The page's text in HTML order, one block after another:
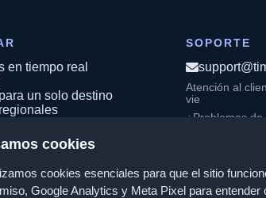
cookies
cookies esenciales para que el sitio
Google Analytics y Meta Pixel para entender
en tiempo real
un solo destino
SOPORTE
Atención al
vie
¿Problemas
agentes
de consultas